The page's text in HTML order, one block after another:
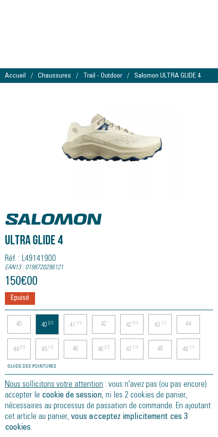
Accueil Chaussures Trail - Outdoor Salomon ULTRA GLIDE 4
Salomon
ULTRA GLIDE 4
Réf. : L49141900
EAN13 : 0198720296121
150€00
Epuisé
40 402/3 41 1/3 42 422/3 43 1/3 44
442/3 45 1/3 46 462/3 47 1/3 48 49 1/3
GUIDE DES POINTURES
Nous sollicitons votre attention : vous n'avez pas (ou pas encore)
accepter le cookie de session, ni les 2 cookies de panier,
nécessaires au processus de passation de commande. En ajoutant
cet article au panier, vous acceptez implicitement ces 3
cookies.